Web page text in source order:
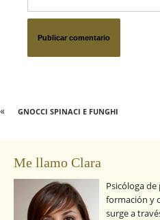
« GNOCCI SPINACI E FUNGHI
Me llamo Clara
Psicóloga
formación y
surge a